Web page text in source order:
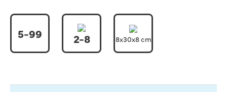
5-99 2-8 8x30x8 cm